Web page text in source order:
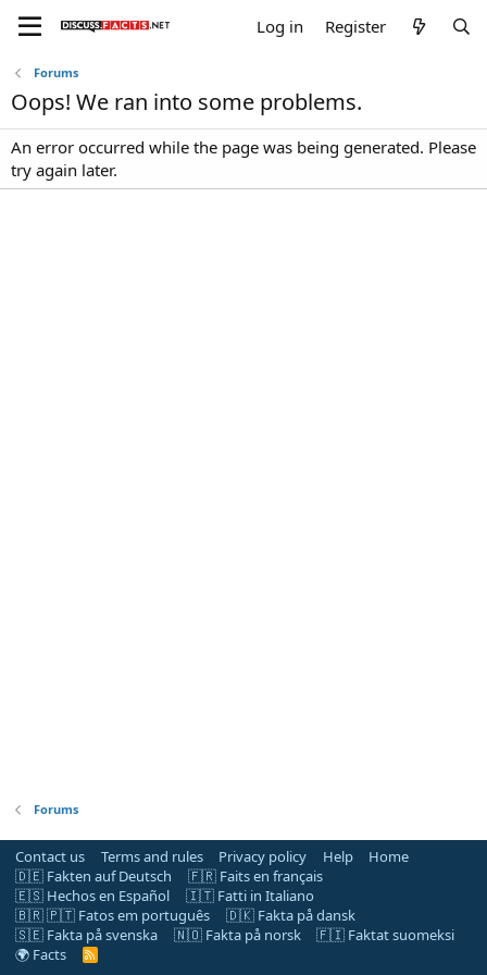
Log in Register
Forums
Oops! We ran into some problems.
An error occurred while the page was being generated. Please
try again later.
Forums
Contact us Terms and rules Privacy policy Help
Home
🇩🇪 Fakten auf Deutsch
🇫🇷 Faits en français
🇪🇸 Hechos en Español
🇮🇹 Fatti in Italiano
🇧🇷 🇵🇹 Fatos em português
🇩🇰 Fakta på dansk
🇸🇪 Fakta på svenska
🇳🇴 Fakta på norsk
🇫🇮 Faktat suomeksi
🌍 Facts
R